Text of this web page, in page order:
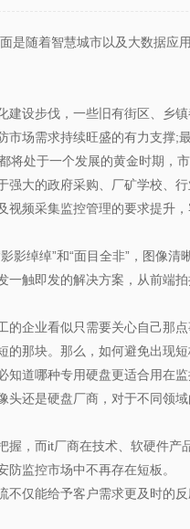
随着智慧城市以及大数据应
步伐，一些旧有街区、乡
场需求持续旺盛的有力支撑;
处于一个发展的黄金时期，市
的政府采购、厂矿学校、
频采集监控管理的要求提升
绰”和“面目全非”，图像清
触即发的解决方案，从前端
业看似只需要关心自己那
那块。那么，如何避免出现短
哪种专用硬盘更适合用在
还是硬盘厂商，对于不同领
而it厂商在技术、软硬件产
监控市场中不再存在短板。
能给予客户需求更及时的